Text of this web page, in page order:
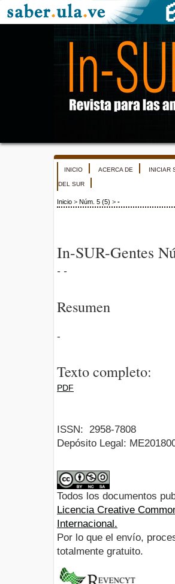
INICIO ACERCA DE INICIAR
DEL SUR
Inicio > Núm. 5 (5) > -
In-SUR-Gentes
- -
Resumen
-
Texto completo:
PDF
ISSN:
2958-7808
Depósito Legal:
Todos los documentos
Licencia Creative
Internacional.
Por lo que el envío,
totalmente gratuito.